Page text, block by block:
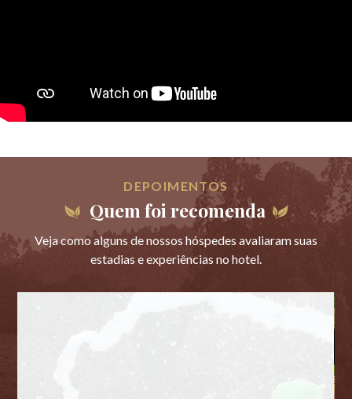
DEPOIMENTOS
Quem foi recomenda
Veja como alguns de nossos hóspedes avaliaram suas
estadias e experiências no hotel.